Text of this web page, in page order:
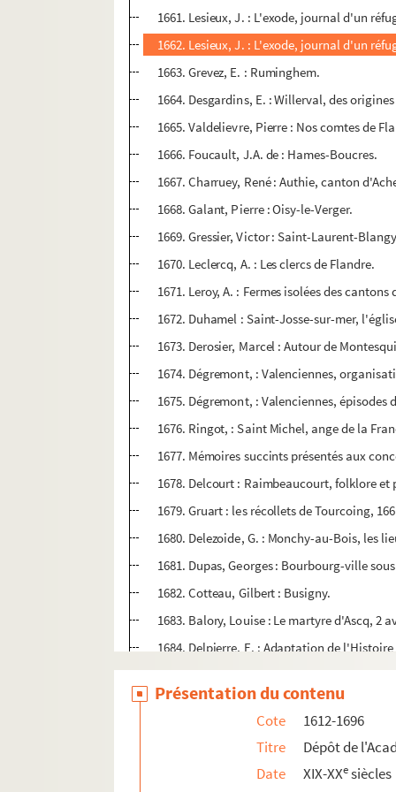
1661. Lesieux, J. : L'exode, journal d'un
1662. Lesieux, J. : L'exode, journal d'un
1663. Grevez, E. : Ruminghem.
1664. Desgardins, E. : Willerval, des
1665. Valdelievre, Pierre : Nos comtes de
1666. Foucault, J.A. de : Hames-Boucres.
1667. Charruey, René : Authie, canton
1668. Galant, Pierre : Oisy-le-Verger.
1669. Gressier, Victor : Saint-Laurent-
1670. Leclercq, A. : Les clercs de Flandre.
1671. Leroy, A. : Fermes isolées des
1672. Duhamel : Saint-Josse-sur-mer,
1673. Derosier, Marcel : Autour de
1674. Dégremont, : Valenciennes,
1675. Dégremont, : Valenciennes, épisodes
1676. Ringot, : Saint Michel, ange de la
1677. Mémoires succints présentés aux
1678. Delcourt : Raimbeaucourt, folklore et
1679. Gruart : les récollets de Tourcoing,
1680. Delezoide, G. : Monchy-au-Bois, les
1681. Dupas, Georges : Bourbourg-ville
1682. Cotteau, Gilbert : Busigny.
1683. Balory, Louise : Le martyre d'Ascq, 2
1684. Delpierre, E. : Adaptation de
1685. Delpierre, E. : Traduction des
1686. Derosier, Marcel : Victor Hugo et les
1687-1696. Rosati : documents réunis
Présentation du contenu
Cote
1612-1696
Titre
Dépôt de
Date
XIX-XXesiècles